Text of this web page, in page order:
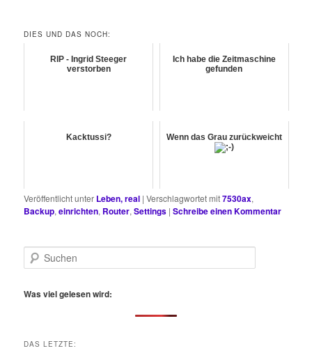
DIES UND DAS NOCH:
RIP - Ingrid Steeger
verstorben
Ich habe die Zeitmaschine
gefunden
Kacktussi? Wenn das Grau zurückweicht
Veröffentlicht unter Leben, real |Verschlagwortet mit7530ax,
Backup,einrichten, Router,Settings |Schreibe einen Kommentar
u
h
Was viel gelesen wird:
DAS LETZTE: